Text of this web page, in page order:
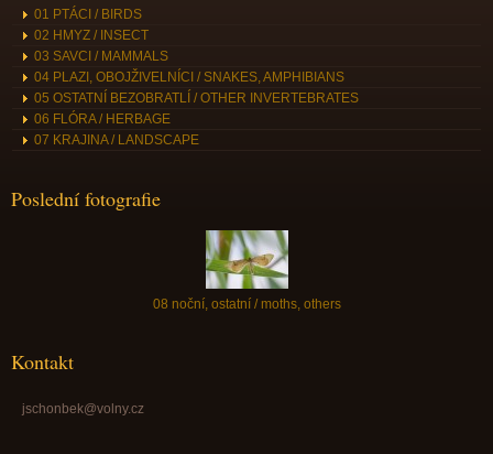
01 PTÁCI / BIRDS
02 HMYZ / INSECT
03 SAVCI / MAMMALS
04 PLAZI, OBOJŽIVELNÍCI / SNAKES, AMPHIBIANS
05 OSTATNÍ BEZOBRATLÍ / OTHER INVERTEBRATES
06 FLÓRA / HERBAGE
07 KRAJINA / LANDSCAPE
Poslední fotografie
08 noční, ostatní / moths, others
Kontakt
jschonbek@volny.cz